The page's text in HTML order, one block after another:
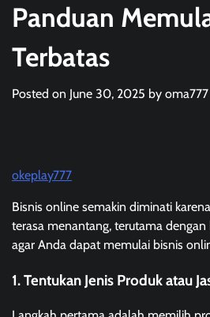
Panduan
Terbatas
Posted on June 30, 2025 by oma777
okeplay777
Bisnis online semakin diminati
terasa menantang, terutama
agar Anda dapat memulai bisnis
1. Tentukan Jenis Produk atau